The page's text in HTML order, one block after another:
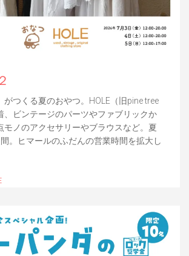
がつくる夏のおやつ。HOLE（旧pine tree
、ビンテージのパーツやファブリックか
モノのアクセサリーやブラウスなど。夏
。ヒマールのふだんの営業時間を拡大し